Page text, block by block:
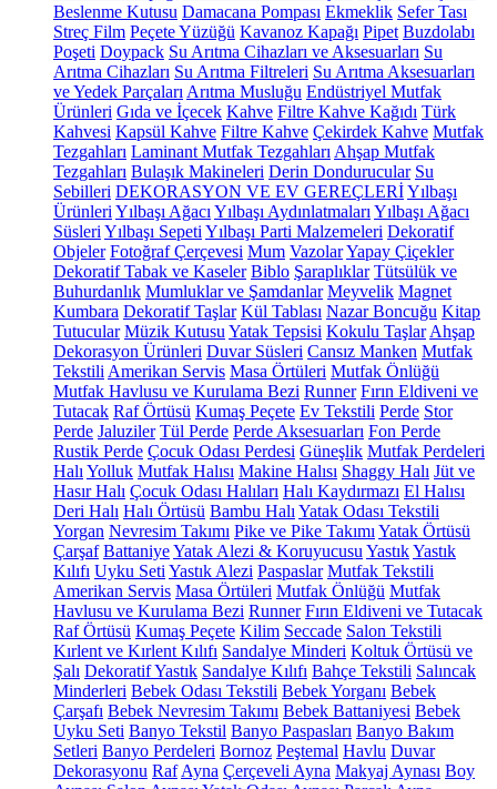
Beslenme Kutusu Damacana Pompası Ekmeklik Sefer Tası
Streç Film Peçete Yüzüğü Kavanoz Kapağı Pipet Buzdolabı
Poşeti Doypack Su Arıtma Cihazları ve Aksesuarları Su
Arıtma Cihazları Su Arıtma Filtreleri Su Arıtma Aksesuarları
ve Yedek Parçaları Arıtma Musluğu Endüstriyel Mutfak
Ürünleri Gıda ve İçecek Kahve Filtre Kahve Kağıdı Türk
Kahvesi Kapsül Kahve Filtre Kahve Çekirdek Kahve Mutfak
Tezgahları Laminant Mutfak Tezgahları Ahşap Mutfak
Tezgahları Bulaşık Makineleri Derin Dondurucular Su
Sebilleri DEKORASYON VE EV GEREÇLERİYılbaşı
Ürünleri Yılbaşı Ağacı Yılbaşı Aydınlatmaları Yılbaşı Ağacı
Süsleri Yılbaşı Sepeti Yılbaşı Parti Malzemeleri Dekoratif
Objeler Fotoğraf Çerçevesi Mum VazolarYapay Çiçekler
Dekoratif Tabak ve Kaseler Biblo Şaraplıklar Tütsülük ve
Buhurdanlık Mumluklar ve Şamdanlar Meyvelik Magnet
Kumbara Dekoratif Taşlar Kül Tablası Nazar Boncuğu Kitap
Tutucular Müzik Kutusu Yatak Tepsisi Kokulu Taşlar Ahşap
Dekorasyon Ürünleri Duvar Süsleri Cansız Manken Mutfak
Tekstili Amerikan Servis Masa Örtüleri Mutfak Önlüğü
Mutfak Havlusu ve Kurulama Bezi Runner Fırın Eldiveni ve
Tutacak Raf Örtüsü Kumaş Peçete Ev Tekstili Perde Stor
Perde Jaluziler Tül Perde Perde Aksesuarları Fon Perde
Rustik Perde Çocuk Odası Perdesi Güneşlik Mutfak Perdeleri
Halı Yolluk Mutfak Halısı Makine Halısı Shaggy Halı Jüt ve
Hasır Halı Çocuk Odası Halıları Halı Kaydırmazı El Halısı
Deri Halı Halı Örtüsü Bambu Halı Yatak Odası Tekstili
Yorgan Nevresim Takımı Pike ve Pike Takımı Yatak Örtüsü
Çarşaf BattaniyeYatak Alezi & Koruyucusu YastıkYastık
Kılıfı Uyku Seti Yastık Alezi Paspaslar Mutfak Tekstili
Amerikan Servis Masa Örtüleri Mutfak Önlüğü Mutfak
Havlusu ve Kurulama Bezi Runner Fırın Eldiveni ve Tutacak
Raf Örtüsü Kumaş Peçete Kilim Seccade Salon Tekstili
Kırlent ve Kırlent Kılıfı Sandalye Minderi Koltuk Örtüsü ve
Şalı Dekoratif Yastık Sandalye Kılıfı Bahçe Tekstili Salıncak
Minderleri Bebek Odası Tekstili Bebek Yorganı Bebek
Çarşafı Bebek Nevresim Takımı Bebek Battaniyesi Bebek
Uyku Seti Banyo Tekstil Banyo Paspasları Banyo Bakım
Setleri Banyo Perdeleri Bornoz Peştemal Havlu Duvar
Dekorasyonu Raf Ayna Çerçeveli Ayna Makyaj Aynası Boy